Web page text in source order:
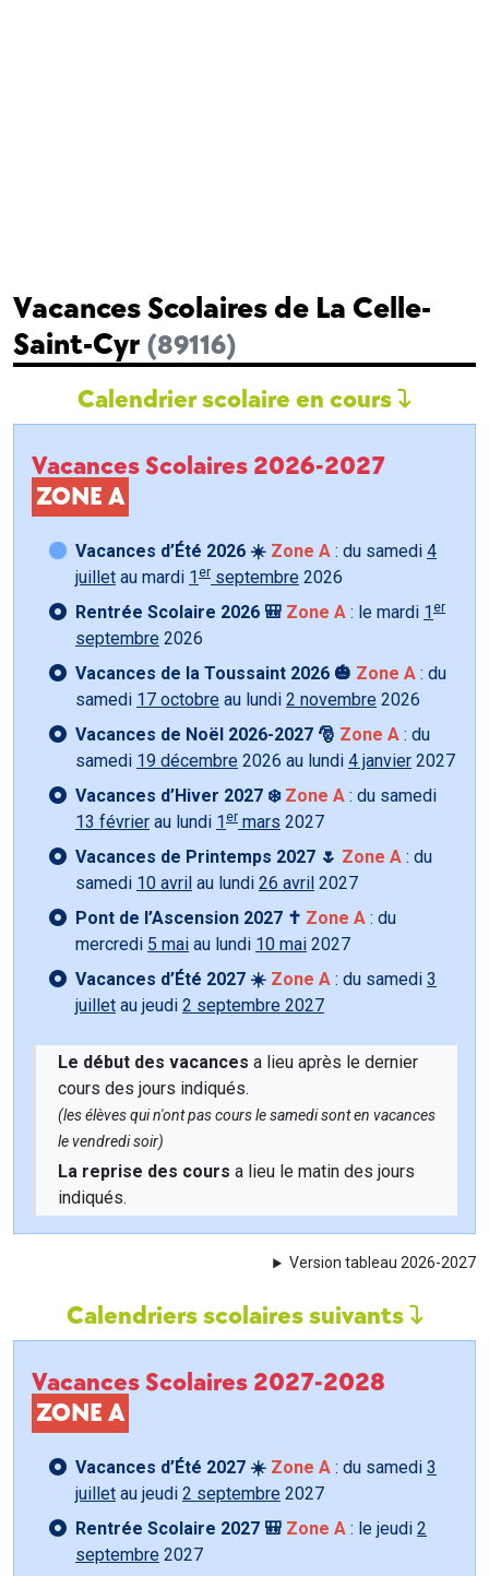
Vacances Scolaires de La Celle-
Saint-Cyr (89116)
Calendrier scolaire en cours
Vacances Scolaires 2026-2027
ZONE A
Vacances d’Été 2026 ☀️ Zone A : du samedi 4
juillet au mardi 1 er septembre 2026
Rentrée Scolaire 2026 🎒 Zone A : le mardi 1 er
septembre 2026
Vacances de la Toussaint 2026 🎃 Zone A : du
samedi 17 octobre au lundi 2 novembre 2026
Vacances de Noël 2026-2027 🎅 Zone A : du
samedi 19 décembre 2026 au lundi 4 janvier 2027
Vacances d’Hiver 2027 ❄️ Zone A : du samedi
13 février au lundi 1 er mars 2027
Vacances de Printemps 2027 🌷 Zone A : du
samedi 10 avril au lundi 26 avril 2027
Pont de l’Ascension 2027 ✝️ Zone A : du
mercredi 5 mai au lundi 10 mai 2027
Vacances d’Été 2027 ☀️ Zone A : du samedi 3
juillet au jeudi 2 septembre 2027
Le début des vacances a lieu après le dernier
cours des jours indiqués.
(les élèves qui n'ont pas cours le samedi sont en vacances
le vendredi soir)
La reprise des cours a lieu le matin des jours
indiqués.
Version tableau 2026-2027
Calendriers scolaires suivants
Vacances Scolaires 2027-2028
ZONE A
Vacances d’Été 2027 ☀️ Zone A : du samedi 3
juillet au jeudi 2 septembre 2027
Rentrée Scolaire 2027 🎒 Zone A : le jeudi 2
septembre 2027